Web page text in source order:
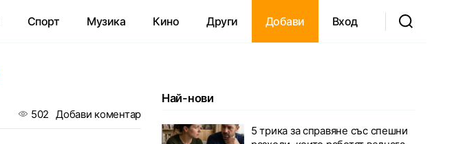
Спорт Музика Кино Други Добави Вход
502 Добави коментар
Най-нови
5 трика за справяне със спешни